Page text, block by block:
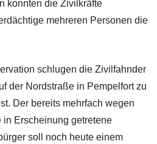
konnten die Zivilkräfte
mehreren Personen die
schlugen die Zivilfahnder
der Nordstraße in Pempelfort zu
Der bereits mehrfach wegen
Erscheinung getretene
soll noch heute einem